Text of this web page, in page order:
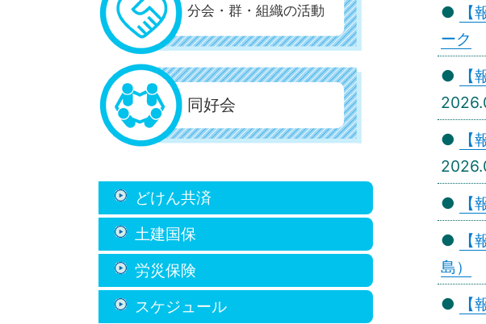
●
ーク
●
●
●
●
島）
●
分会・群・組織の活動
同好会
どけん共済
土建国保
労災保険
スケジュール